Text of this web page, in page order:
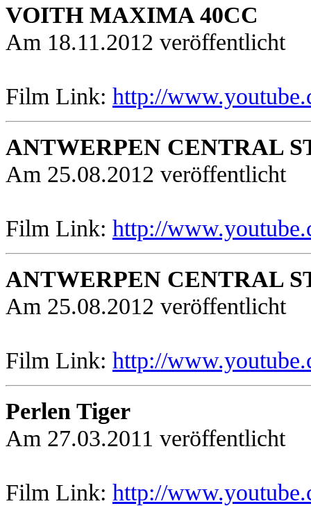
VOITH MAXIMA 40CC
Am 18.11.2012 veröffentlicht
Film Link: http://
ANTWERPEN CENTRAL
Am 25.08.2012 veröffentlicht
Film Link: http://
ANTWERPEN CENTRAL
Am 25.08.2012 veröffentlicht
Film Link: http://
Perlen Tiger
Am 27.03.2011 veröffentlicht
Film Link: http://